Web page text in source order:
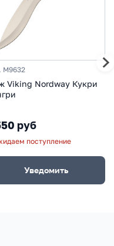
M9632
Viking Nordway Кукри
руб
поступление
Уведомить